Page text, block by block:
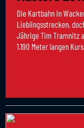
Die Kartbahn in
Lieblingsstrecken,
Jährige Tim Tramnitz
1.190 Meter langen